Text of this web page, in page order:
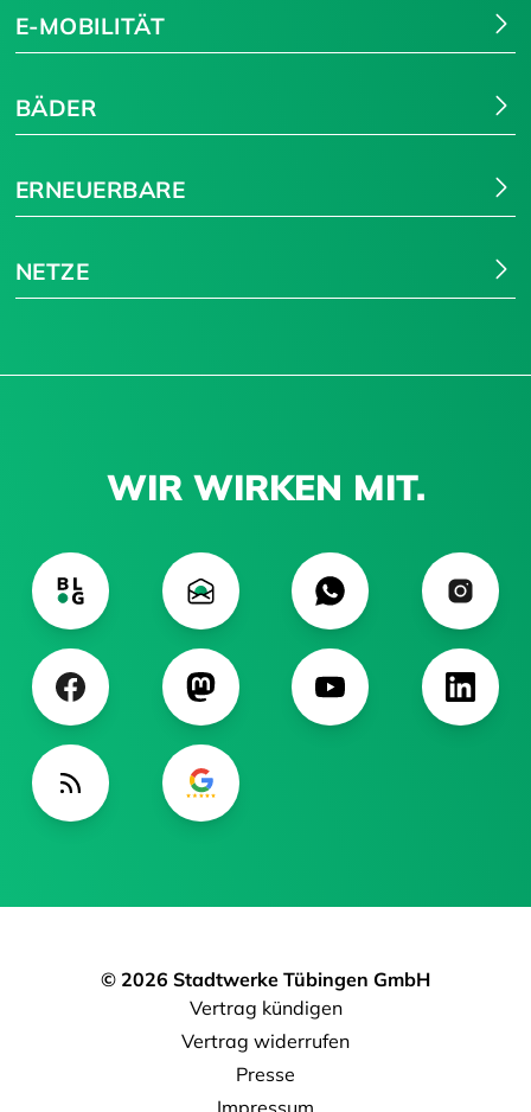
E-MOBILITÄT
BÄDER
ERNEUERBARE
NETZE
WIR WIRKEN MIT.
© 2026 Stadtwerke Tübingen GmbH
Vertrag kündigen
Vertrag widerrufen
Presse